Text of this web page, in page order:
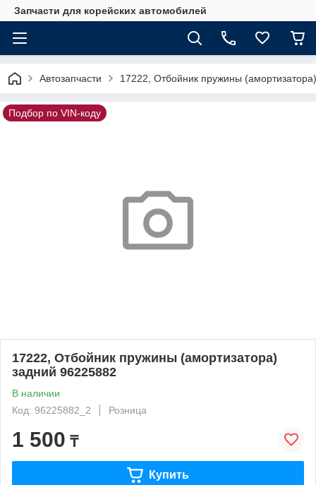
Запчасти для корейских автомобилей
Автозапчасти 17222, Отбойник пружины
Подбор по VIN-коду
17222, Отбойник пружины (амортизатора)
задний 96225882
В наличии
Код: 96225882_2
Розница
1 500 ₸
Купить